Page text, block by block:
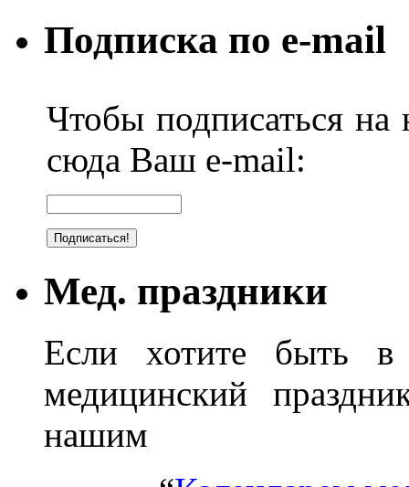
Подписка по e-mail
Чтобы подписаться на
сюда Ваш e-mail:
Мед. праздники
Если хотите быть в
медицинский
нашим